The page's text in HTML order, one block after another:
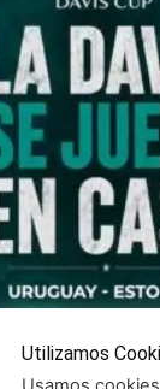
vuelve al
Utilizamos